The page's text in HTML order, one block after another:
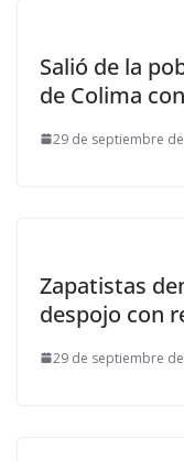
Salió de la
de Colima
29 de septiembre
Zapatistas
despojo con
29 de septiembre